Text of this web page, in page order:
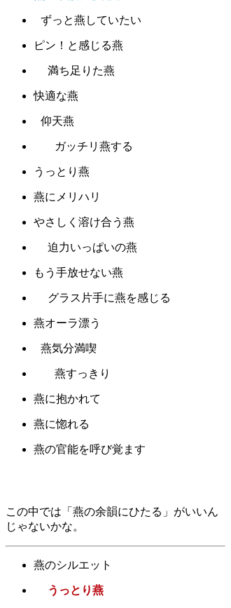
ずっと燕していたい
ピン！と感じる燕
満ち足りた燕
快適な燕
仰天燕
ガッチリ燕する
うっとり燕
燕にメリハリ
やさしく溶け合う燕
迫力いっぱいの燕
もう手放せない燕
グラス片手に燕を感じる
燕オーラ漂う
燕気分満喫
燕すっきり
燕に抱かれて
燕に惚れる
燕の官能を呼び覚ます
この中では「燕の余韻にひたる」がいいん
じゃないかな。
燕のシルエット
うっとり燕